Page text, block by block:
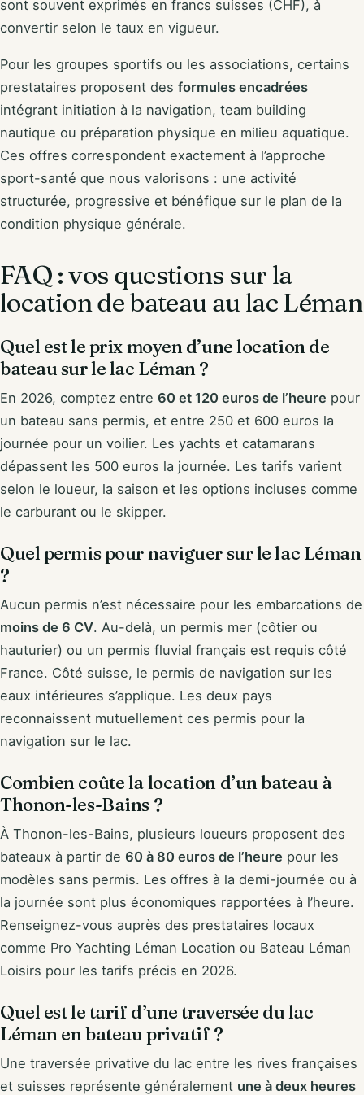
sont souvent exprimés en francs suisses (CHF), à
convertir selon le taux en vigueur.
Pour les groupes sportifs ou les associations, certains
prestataires proposent des formules encadrées
intégrant initiation à la navigation, team building
nautique ou préparation physique en milieu aquatique.
Ces offres correspondent exactement à l’approche
sport-santé que nous valorisons : une activité
structurée, progressive et bénéfique sur le plan de la
condition physique générale.
FAQ : vos questions sur la
location de bateau au lac Léman
Quel est le prix moyen d’une location de
bateau sur le lac Léman ?
En 2026, comptez entre 60 et 120 euros de l’heure pour
un bateau sans permis, et entre 250 et 600 euros la
journée pour un voilier. Les yachts et catamarans
dépassent les 500 euros la journée. Les tarifs varient
selon le loueur, la saison et les options incluses comme
le carburant ou le skipper.
Quel permis pour naviguer sur le lac Léman
?
Aucun permis n’est nécessaire pour les embarcations de
moins de 6 CV. Au-delà, un permis mer (côtier ou
hauturier) ou un permis fluvial français est requis côté
France. Côté suisse, le permis de navigation sur les
eaux intérieures s’applique. Les deux pays
reconnaissent mutuellement ces permis pour la
navigation sur le lac.
Combien coûte la location d’un bateau à
Thonon-les-Bains ?
À Thonon-les-Bains, plusieurs loueurs proposent des
bateaux à partir de 60 à 80 euros de l’heure pour les
modèles sans permis. Les offres à la demi-journée ou à
la journée sont plus économiques rapportées à l’heure.
Renseignez-vous auprès des prestataires locaux
comme Pro Yachting Léman Location ou Bateau Léman
Loisirs pour les tarifs précis en 2026.
Quel est le tarif d’une traversée du lac
Léman en bateau privatif ?
Une traversée privative du lac entre les rives françaises
et suisses représente généralement une à deux heures